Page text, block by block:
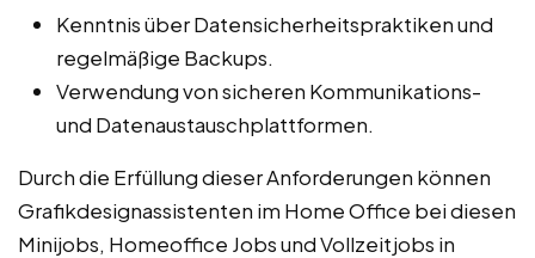
Kenntnis über Datensicherheitspraktiken und
regelmäßige Backups.
Verwendung von sicheren Kommunikations-
und Datenaustauschplattformen.
Durch die Erfüllung dieser Anforderungen können
Grafikdesignassistenten im Home Office bei diesen
Minijobs, Homeoffice Jobs und Vollzeitjobs in